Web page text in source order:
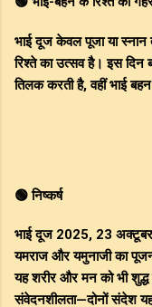
भाई दूज केवल पूजा या
रिश्ते का उत्सव है। इस दिन
तिलक करती है, वहीं भाई
🟢 निष्कर्ष
भाई दूज 2025, 23 अक्टूबर
यमराज और यमुनाजी का
यह शरीर और मन को भी
संवेदनशीलता—दोनों संदेश यह